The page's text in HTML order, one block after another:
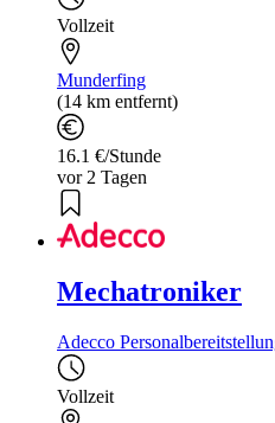
Vollzeit
Munderfing
(14 km entfernt)
16.1 €/Stunde
vor 2 Tagen
Mechatroniker
Adecco
Vollzeit